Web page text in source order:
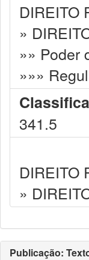
DIREITO
»
»» Poder
»»»
341.5
DIREITO
»
Publicação: